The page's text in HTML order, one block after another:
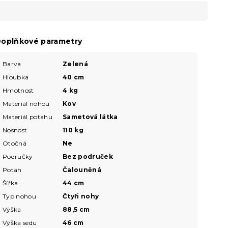
parametry
Barva
Zelená
Hloubka
40 cm
Hmotnost
4 kg
Materiál nohou
Kov
Materiál potahu
Sametová látka
Nosnost
110 kg
Otočná
Ne
Područky
Bez područek
Potah
Čalouněná
Šířka
44 cm
Typ nohou
Čtyři nohy
Výška
88,5 cm
Výška sedu
46 cm